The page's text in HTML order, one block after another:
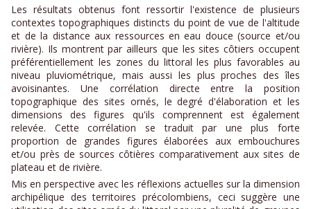
Les résultats obtenus font ressortir l'existence de plusieurs
contextes topographiques distincts du point de vue de l'altitude
et de la distance aux ressources en eau douce (source et/ou
rivière). Ils montrent par ailleurs que les sites côtiers occupent
préférentiellement les zones du littoral les plus favorables au
niveau pluviométrique, mais aussi les plus proches des îles
avoisinantes. Une corrélation directe entre la position
topographique des sites ornés, le degré d'élaboration et les
dimensions des figures qu'ils comprennent est également
relevée. Cette corrélation se traduit par une plus forte
proportion de grandes figures élaborées aux embouchures
et/ou près de sources côtières comparativement aux sites de
plateau et de rivière.
Mis en perspective avec les réflexions actuelles sur la dimension
archipélique des territoires précolombiens, ceci suggère une